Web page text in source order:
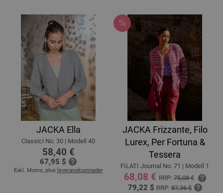
JACKA Ella
Classici No. 30 | Modell 40
58,40 €
67,95 $
Exkl. Moms, plus leveranskostnader
JACKA Frizzante, Filo
Lurex, Per Fortuna &
Tessera
FILATI Journal No. 71 | Modell 1
68,08 € RRP:75,08 €
79,22 $ RRP:87,36 $